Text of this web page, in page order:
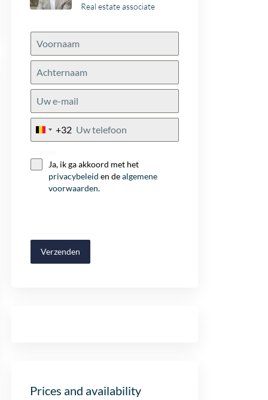
Real estate associate
Belgium
+32
Ja, ik ga akkoord met het
privacybeleid en dealgemene
voorwaarden.
Verzenden
Prices and availability